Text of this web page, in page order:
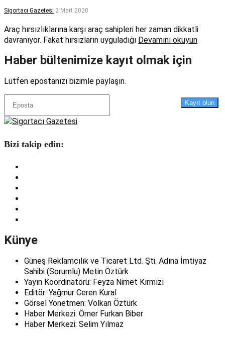
Sigortacı Gazetesi 2 Mart 2020
Araç hırsızlıklarına karşı araç sahipleri her zaman dikkatli
davranıyor. Fakat hırsızların uyguladığı Devamını okuyun
Haber bültenimize kayıt olmak için
Lütfen epostanızı bizimle paylaşın.
Kayıt olun
Bizi takip edin:
Künye
Güneş Reklamcılık ve Ticaret Ltd. Şti. Adına İmtiyaz
Sahibi (Sorumlu) Metin Öztürk
Yayın Koordinatörü: Feyza Nimet Kırmızı
Editör: Yağmur Ceren Kural
Görsel Yönetmen: Volkan Öztürk
Haber Merkezi: Ömer Furkan Biber
Haber Merkezi: Selim Yılmaz